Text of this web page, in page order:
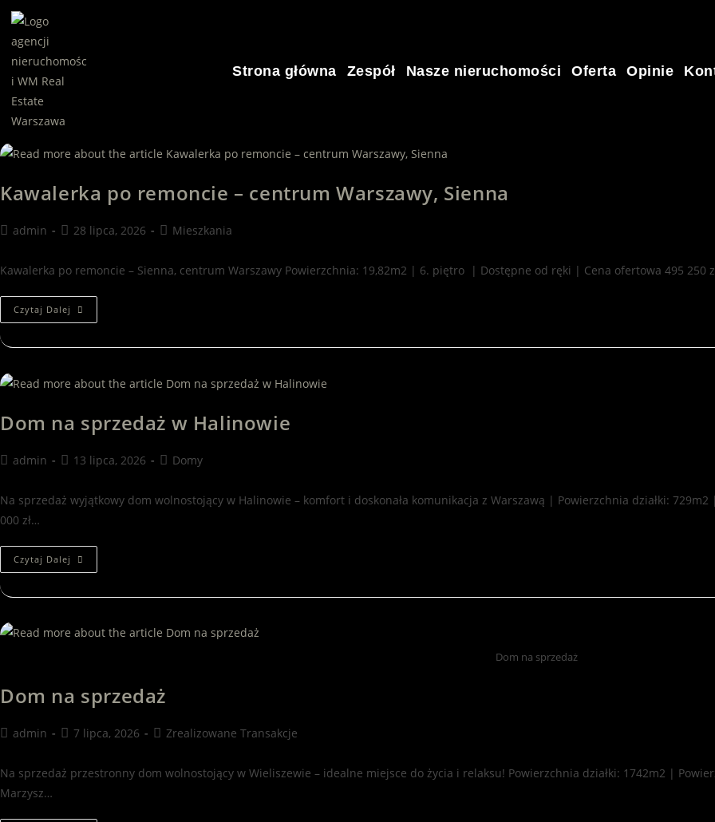
Strona główna Zespół Nasze nieruchomości Oferta Opinie
Kawalerka po remoncie – centrum Warszawy, Sienna
admin 28 lipca, 2026 Mieszkania
Kawalerka po remoncie – Sienna, centrum Warszawy Powierzchnia: 19,82m2 | 6. piętro | Dostępne od ręki | Cena ofertowa 495 250
Czytaj Dalej
Dom na sprzedaż w Halinowie
admin 13 lipca, 2026 Domy
Na sprzedaż wyjątkowy dom wolnostojący w Halinowie – komfort i doskonała komunikacja z Warszawą | Powierzchnia działki:
000 zł…
Czytaj Dalej
Dom na sprzedaż
Dom na sprzedaż
admin 7 lipca, 2026 Zrealizowane Transakcje
Na sprzedaż przestronny dom wolnostojący w Wieliszewie – idealne miejsce do życia i relaksu! Powierzchnia działki: 1742m2 |
Marzysz…